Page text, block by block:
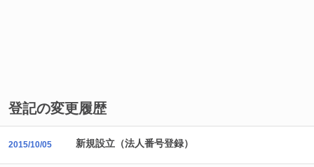
登記の変更履歴
2015/10/05 新規設立（法人番号登録）